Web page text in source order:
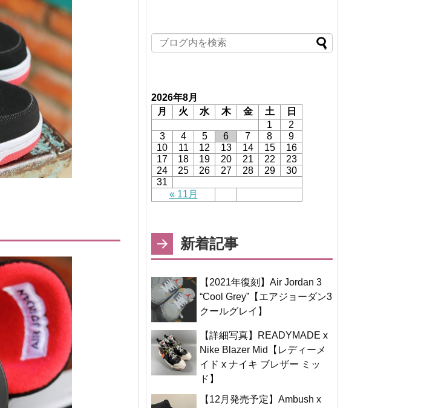
2026年8月
月
火 水 木 金 土 日
« 11月
1
2
3
4 5 6 7 8
9
10
11 12 13 14 15
16
17
18 19 20 21 22
23
24
25 26 27 28 29
30
31
新着記事
【2021年復刻】Air Jordan 3
“Cool Grey”【エアジョーダン3
クールグレイ】
【詳細写真】READYMADE x
Nike Blazer Mid【レディーメ
イド x ナイキ ブレザー ミッ
ド】
【12月発売予定】Ambush x